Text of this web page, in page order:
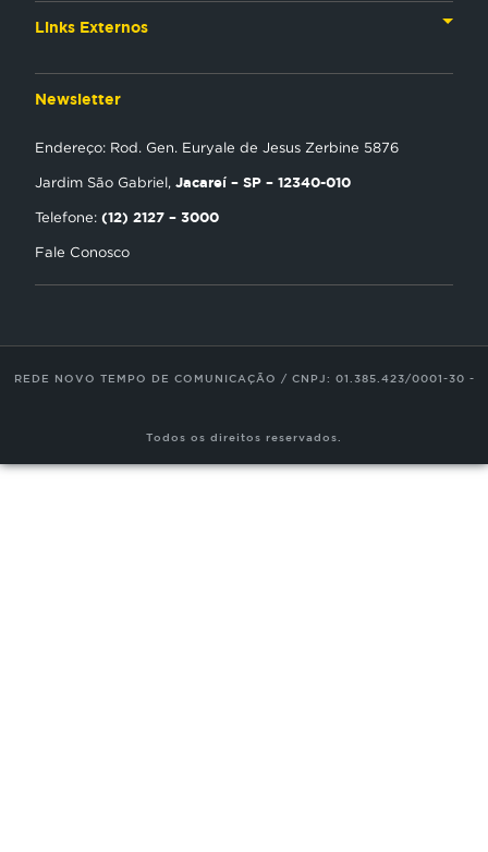
Links Externos
Encontre uma Igreja
Trabalhe Conosco
Newsletter
Endereço: Rod. Gen. Euryale de Jesus Zerbine 5876
Jardim São Gabriel, Jacareí – SP – 12340-010
Telefone: (12) 2127 – 3000
Fale Conosco
REDE NOVO TEMPO DE COMUNICAÇÃO / CNPJ: 01.385.423/0001-30 -
Todos os direitos reservados.